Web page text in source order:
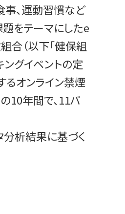
事、運動習慣など
をテーマにしたe
合（以下「健保組
ングイベントの定
オンライン禁煙
10年間で、11パ
分析結果に基づく